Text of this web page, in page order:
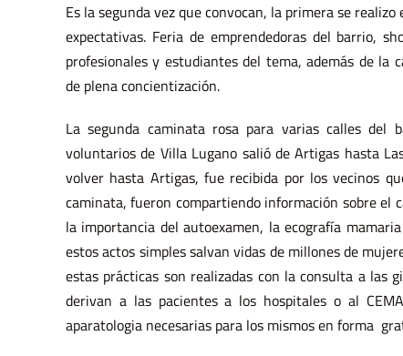
Es la segunda vez que convocan, la primera se
expectativas. Feria de emprendedoras del barrio,
profesionales y estudiantes del tema, además de la
de plena concientización.
La segunda caminata rosa para varias calles del
voluntarios de Villa Lugano salió de Artigas hasta
volver hasta Artigas, fue recibida por los vecinos
caminata, fueron compartiendo información sobre el
la importancia del autoexamen, la ecografía
estos actos simples salvan vidas de millones de
estas prácticas son realizadas con la consulta a las
derivan a las pacientes a los hospitales o al
aparatologia necesarias para los mismos en forma